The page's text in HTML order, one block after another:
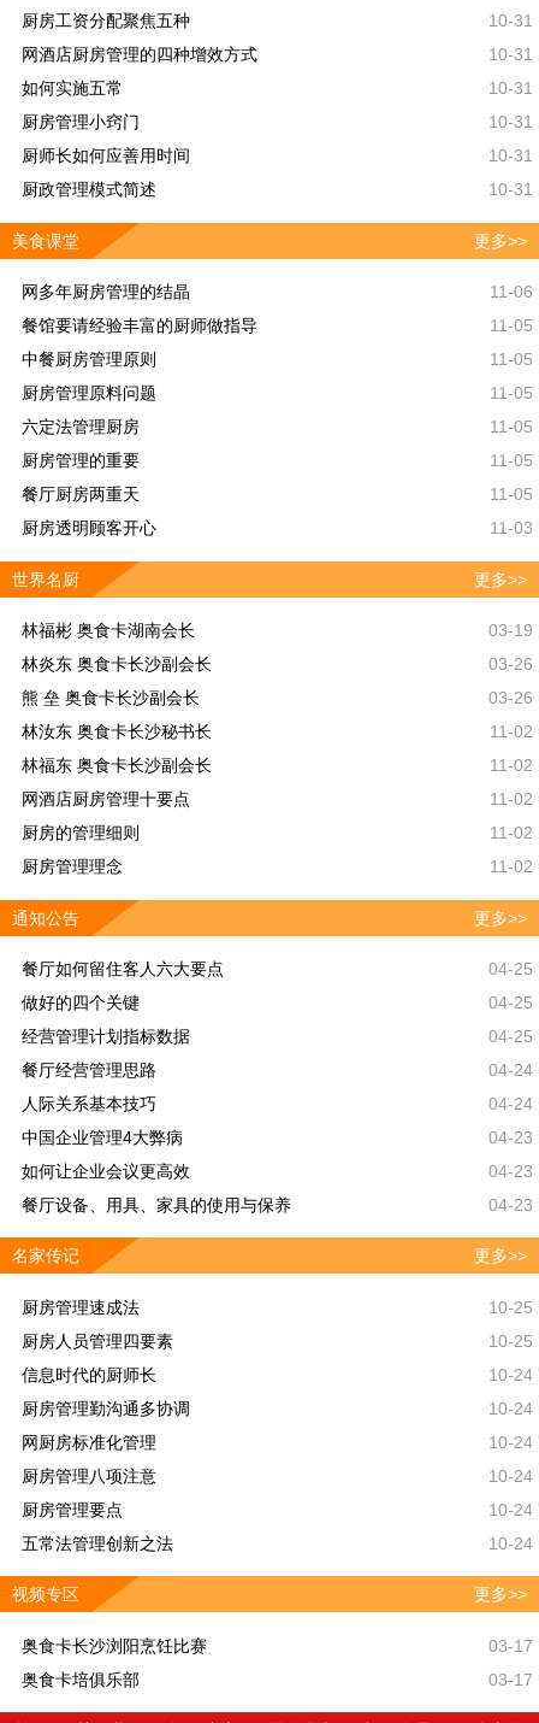
厨房工资分配聚焦五种
10-31
网酒店厨房管理的四种增效方式
10-31
如何实施五常
10-31
厨房管理小窍门
10-31
厨师长如何应善用时间
10-31
厨政管理模式简述
10-31
美食课堂 更多>>
网多年厨房管理的结晶
11-06
餐馆要请经验丰富的厨师做指导
11-05
中餐厨房管理原则
11-05
厨房管理原料问题
11-05
六定法管理厨房
11-05
厨房管理的重要
11-05
餐厅厨房两重天
11-05
厨房透明顾客开心
11-03
世界名厨 更多>>
林福彬 奥食卡湖南会长
03-19
林炎东 奥食卡长沙副会长
03-26
熊 垒 奥食卡长沙副会长
03-26
林汝东 奥食卡长沙秘书长
11-02
林福东 奥食卡长沙副会长
11-02
网酒店厨房管理十要点
11-02
厨房的管理细则
11-02
厨房管理理念
11-02
通知公告 更多>>
餐厅如何留住客人六大要点
04-25
做好的四个关键
04-25
经营管理计划指标数据
04-25
餐厅经营管理思路
04-24
人际关系基本技巧
04-24
中国企业管理4大弊病
04-23
如何让企业会议更高效
04-23
餐厅设备、用具、家具的使用与保养
04-23
名家传记 更多>>
厨房管理速成法
10-25
厨房人员管理四要素
10-25
信息时代的厨师长
10-24
厨房管理勤沟通多协调
10-24
网厨房标准化管理
10-24
厨房管理八项注意
10-24
厨房管理要点
10-24
五常法管理创新之法
10-24
视频专区 更多>>
奥食卡长沙浏阳烹饪比赛
03-17
奥食卡培俱乐部
03-17